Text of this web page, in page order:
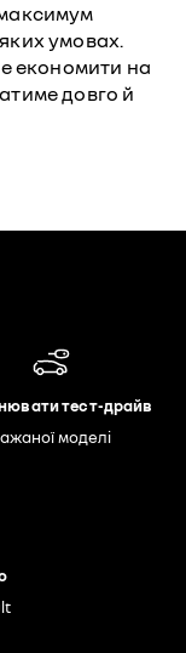
умовах.
економити на
довго й
тест-драйв
моделі